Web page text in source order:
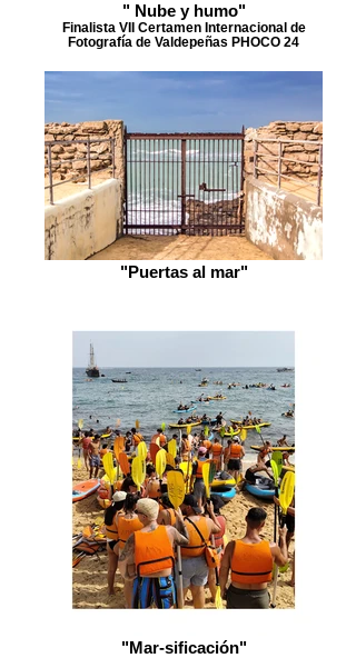
" Nube y humo"
Finalista VII Certamen Internacional de
Fotografía de Valdepeñas PHOCO 24
"Puertas al mar"
"Mar-sificación"